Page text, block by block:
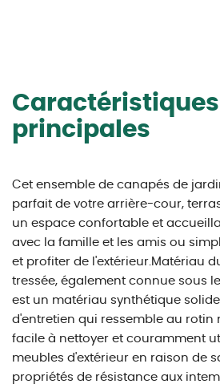
Caractéristiques
principales
Cet ensemble de canapés de
parfait de votre arrière-cour,
un espace confortable et
avec la famille et les amis ou
et profiter de l'extérieur.Matériau
tressée, également connue sous
est un matériau synthétique
d'entretien qui ressemble au rotin
facile à nettoyer et couramment
meubles d'extérieur en raison de
propriétés de résistance aux